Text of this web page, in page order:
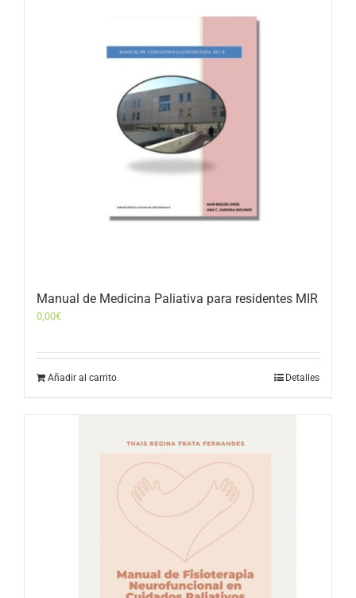
Manual de Medicina Paliativa para residentes MIR
0,00€
Añadir al carrito Detalles